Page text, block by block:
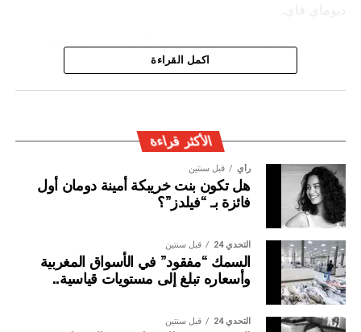
كما شدد الطرفان يضيف البلاغ ” على أن المغرب والسنغال
سيظلان وفيّين لروح الأخوة والتضامن والاحترام التي كرسها كل
اكمل القراءة
الأكثر قراءة
رأي قبل سنتين
هل تكون بنت خريبكة أمينة دومان أول
فائزة بـ “فيلدز”؟
التحدي 24 قبل سنتين
السمك “مفقود” في الأسواق المغربية
وأسعاره تبلغ إلى مستويات قياسية..
التحدي 24 قبل سنتين